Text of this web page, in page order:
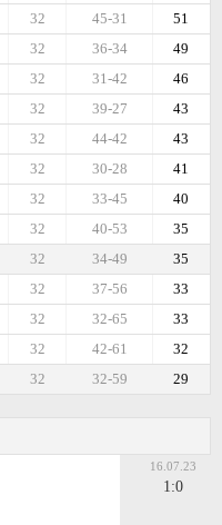
51
45-31
32
49
36-34
32
46
31-42
32
43
39-27
32
43
44-42
32
41
30-28
32
40
33-45
32
35
40-53
32
35
34-49
32
33
37-56
32
33
32-65
32
32
42-61
32
29
32-59
32
16.07.23
1:0